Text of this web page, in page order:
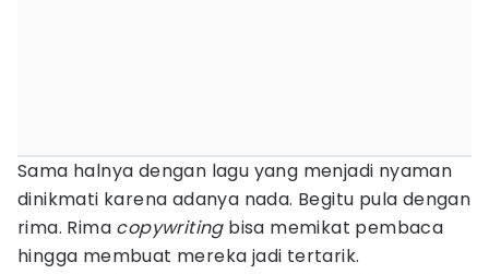
Sama halnya dengan lagu yang menjadi nyaman
dinikmati karena adanya nada. Begitu pula dengan
rima. Rima copywritingbisa memikat pembaca
hingga membuat mereka jadi tertarik.